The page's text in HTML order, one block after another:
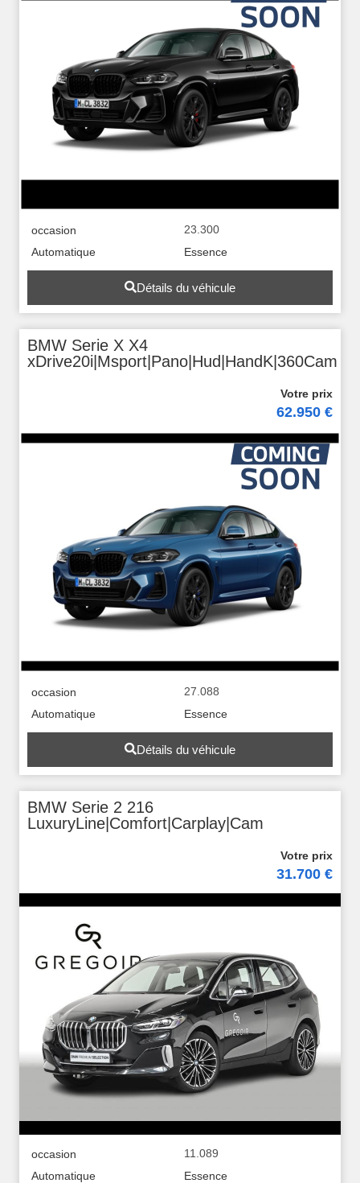
occasion
23.300
Automatique
Essence
Détails du véhicule
BMW Serie X X4
xDrive20i|Msport|Pano|Hud|HandK|360Cam
62.950 €
occasion
27.088
Automatique
Essence
Détails du véhicule
BMW Serie 2 216
LuxuryLine|Comfort|Carplay|Cam
31.700 €
occasion
11.089
Automatique
Essence